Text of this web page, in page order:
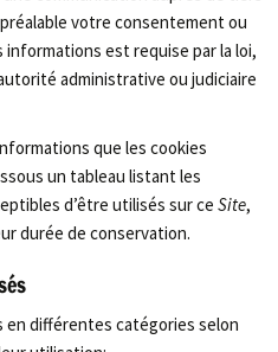
votre consentement ou
est requise par la loi,
administrative ou judiciaire
que les cookies
un tableau listant les
d’être utilisés sur ce Site,
durée de conservation.
différentes catégories selon